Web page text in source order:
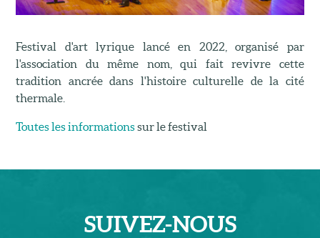
Festival d'art lyrique lancé en 2022, organisé par
l'association du même nom, qui fait revivre cette
tradition ancrée dans l'histoire culturelle de la cité
thermale.
Toutes les informationssur le festival
SUIVEZ-NOUS